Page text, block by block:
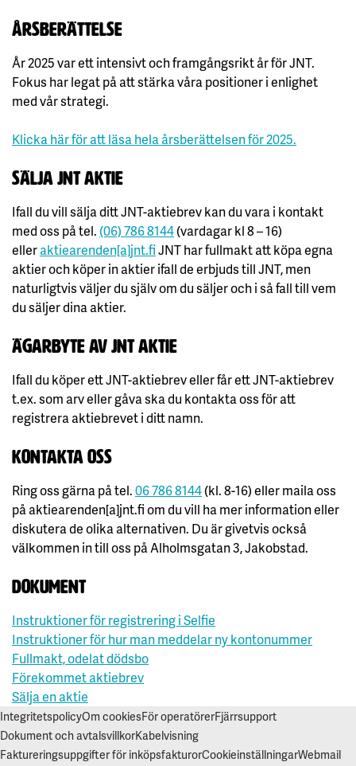
Årsberättelse
År 2025 var ett intensivt och framgångsrikt år för JNT.
Fokus har legat på att stärka våra positioner i enlighet
med vår strategi.
Klicka här för att läsa hela årsberättelsen för 2025.
Sälja JNT aktie
Ifall du vill sälja ditt JNT-aktiebrev kan du vara i kontakt
med oss på tel.(06) 786 8144(vardagar kl 8 – 16)
elleraktiearenden[a]jnt.fiJNT har fullmakt att köpa egna
aktier och köper in aktier ifall de erbjuds till JNT, men
naturligtvis väljer du själv om du säljer och i så fall till vem
du säljer dina aktier.
Ägarbyte av JNT aktie
Ifall du köper ett JNT-aktiebrev eller får ett JNT-aktiebrev
t.ex. som arv eller gåva ska du kontakta oss för att
registrera aktiebrevet i ditt namn.
Kontakta oss
Ring oss gärna på tel.06 786 8144(kl. 8-16) eller maila oss
på aktiearenden[a]jnt.fi om du vill ha mer information eller
diskutera de olika alternativen. Du är givetvis också
välkommen in till oss på Alholmsgatan 3, Jakobstad.
Dokument
Instruktioner för registrering i Selfie
Instruktioner för hur man meddelar ny kontonummer
Fullmakt, odelat dödsbo
Förekommet aktiebrev
Sälja en aktie
IntegritetspolicyOm cookiesFör operatörerFjärrsupport
Dokument och avtalsvillkorKabelvisning
Faktureringsuppgifter för inköpsfakturorCookieinställningarWebmail